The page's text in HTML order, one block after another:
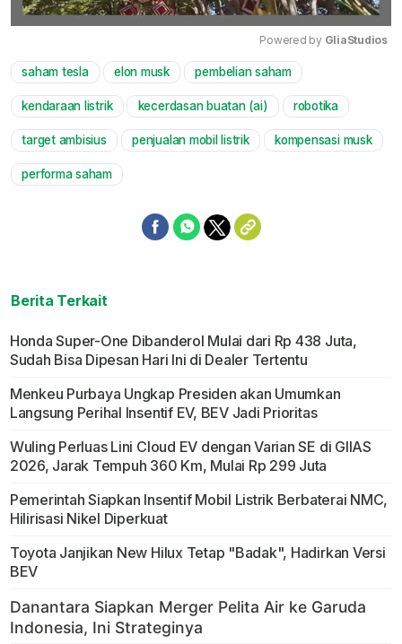
Powered by GliaStudios
saham tesla elon musk pembelian saham
kendaraan listrik kecerdasan buatan (ai) robotika
target ambisius penjualan mobil listrik kompensasi musk
performa saham
Berita Terkait
Honda Super-One Dibanderol Mulai dari Rp 438 Juta,
Sudah Bisa Dipesan Hari Ini di Dealer Tertentu
Menkeu Purbaya Ungkap Presiden akan Umumkan
Langsung Perihal Insentif EV, BEV Jadi Prioritas
Wuling Perluas Lini Cloud EV dengan Varian SE di GIIAS
2026, Jarak Tempuh 360 Km, Mulai Rp 299 Juta
Pemerintah Siapkan Insentif Mobil Listrik Berbaterai NMC,
Hilirisasi Nikel Diperkuat
Toyota Janjikan New Hilux Tetap "Badak", Hadirkan Versi
BEV